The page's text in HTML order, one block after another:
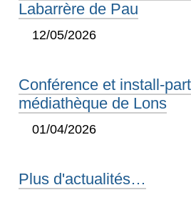
Labarrère de Pau
12/05/2026
Conférence et install-
médiathèque de Lons
01/04/2026
Plus d'actualités…